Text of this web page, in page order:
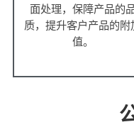
面处理，保障产品的
质，提升客户产品的附
值。